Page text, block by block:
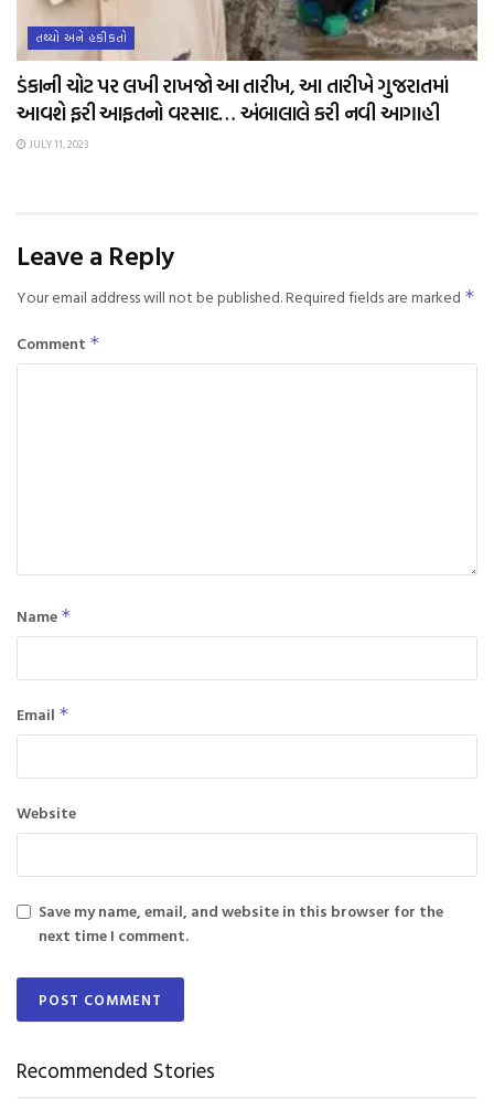
તથ્યો અને હકીકતો
ડંકાની ચોટ પર લખી રાખજો આ તારીખ, આ તારીખે ગુજરાતમાં
આવશે ફરી આફતનો વરસાદ… અંબાલાલે કરી નવી આગાહી
JULY 11, 2023
Leave a Reply
Your email address will not be published.Required fields are marked *
Comment *
Name *
Email *
Website
Save my name, email, and website in this browser for the
next time I comment.
Recommended Stories